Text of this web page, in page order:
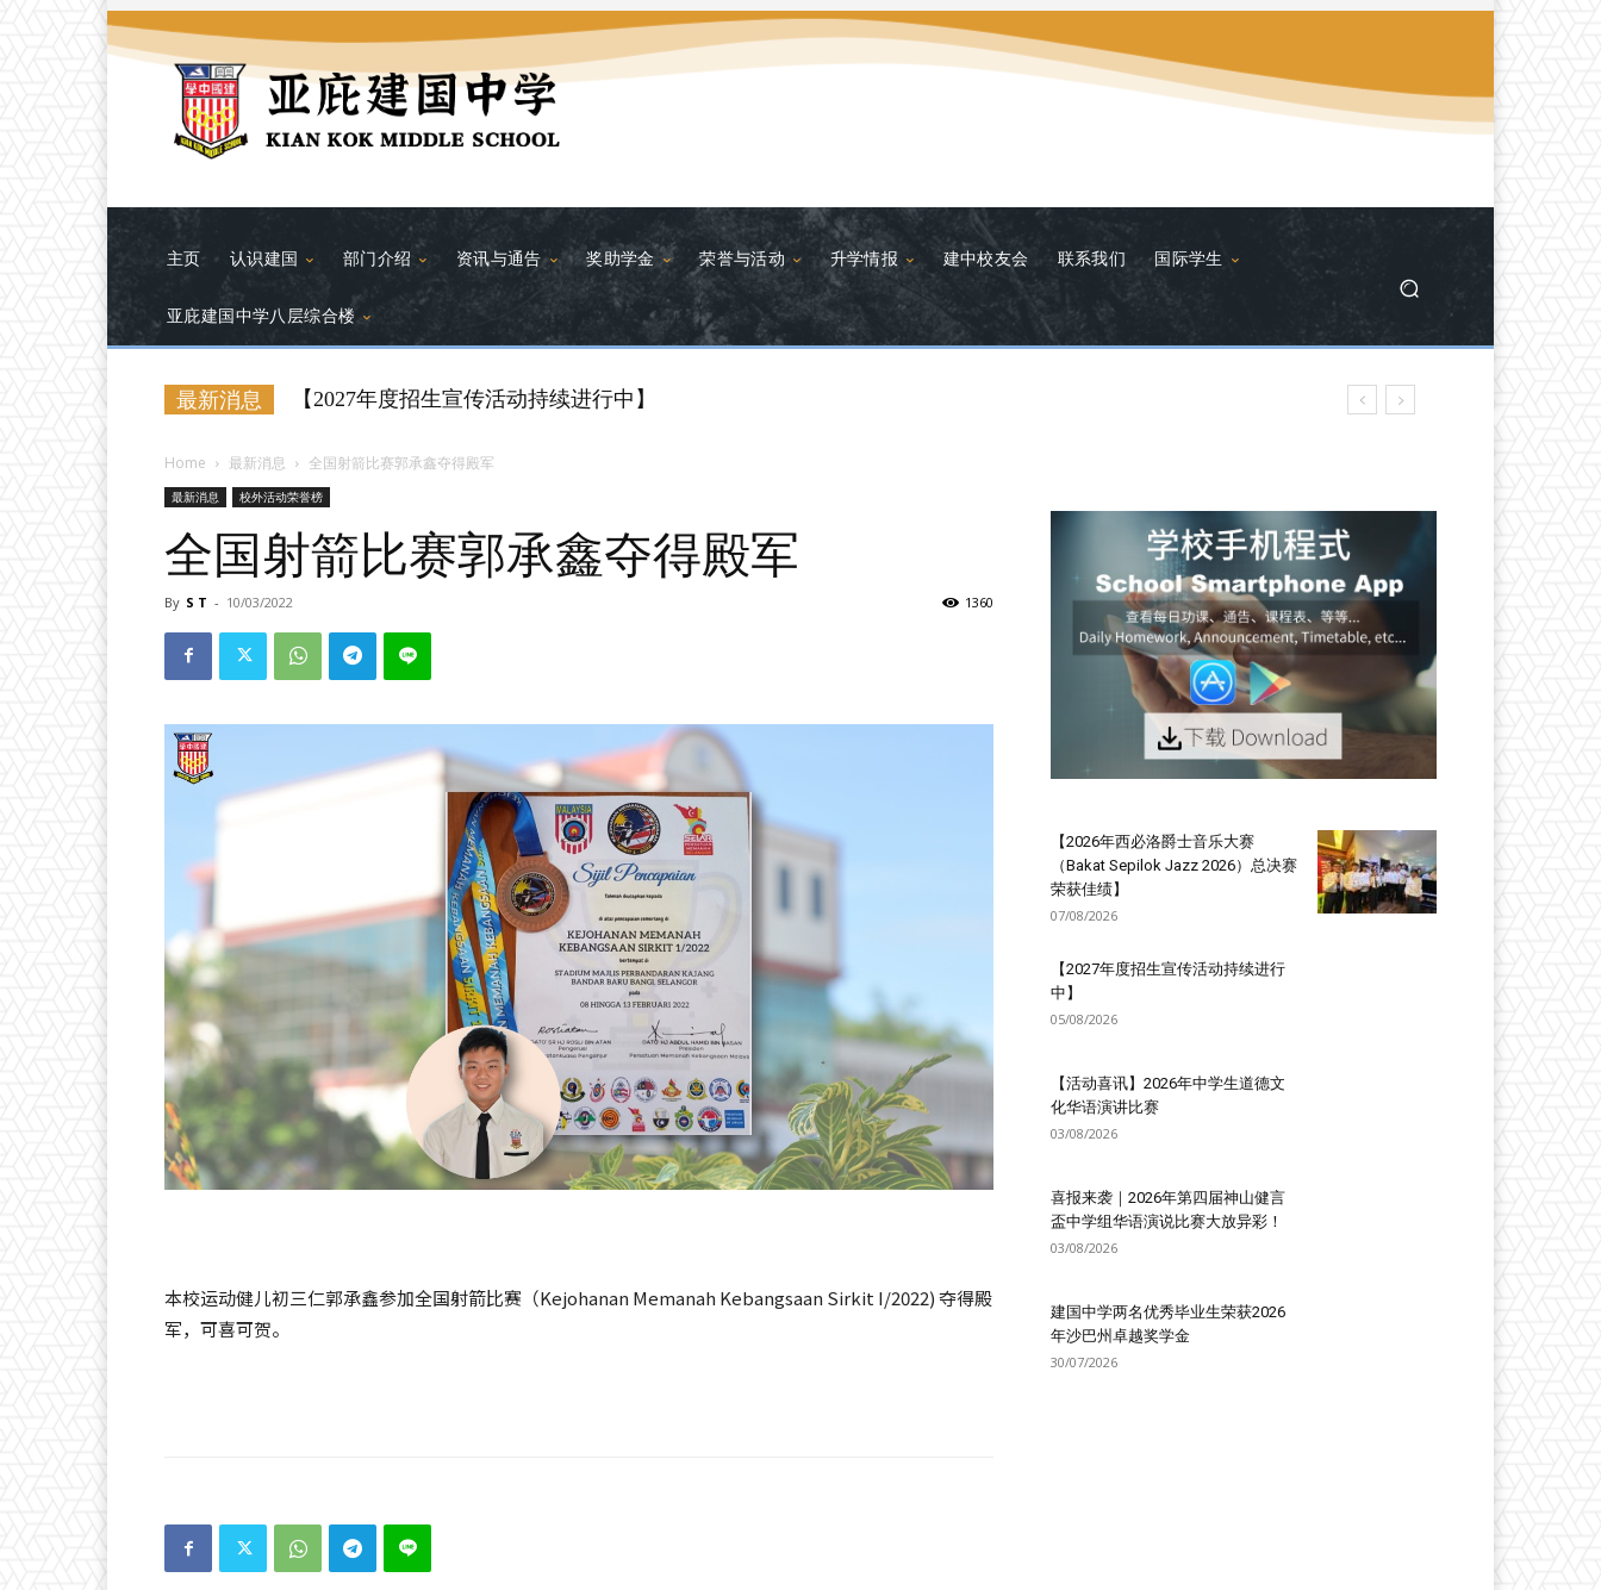
主页 认识建国 部门介绍 资讯与通告 奖助学金 荣誉与活动 升学情报 建中校友会 联系我们 国际学生
亚庇建国中学八层综合楼
最新消息 【2027年度招生宣传活动持续进行中】
Home 最新消息 全国射箭比赛郭承鑫夺得殿军
最新消息 校外活动荣誉榜
全国射箭比赛郭承鑫夺得殿军
By S T - 10/03/2022 1360
本校运动健儿初三仁郭承鑫参加全国射箭比赛（Kejohanan Memanah Kebangsaan Sirkit I/2022) 夺得殿
军，可喜可贺。
【2026年西必洛爵士音乐大赛
（Bakat Sepilok Jazz 2026）总决赛
荣获佳绩】
07/08/2026
【2027年度招生宣传活动持续进行
中】
05/08/2026
【活动喜讯】2026年中学生道德文
化华语演讲比赛
03/08/2026
喜报来袭｜2026年第四届神山健言
盃中学组华语演说比赛大放异彩！
03/08/2026
建国中学两名优秀毕业生荣获2026
年沙巴州卓越奖学金
30/07/2026